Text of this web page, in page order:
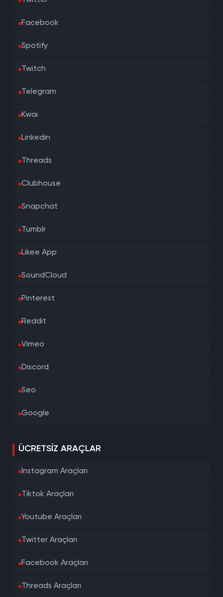
Facebook
Spotify
Twitch
Telegram
Kwai
Linkedin
Threads
Clubhouse
Snapchat
Tumblr
Likee App
SoundCloud
Pinterest
Reddit
Vimeo
Discord
Seo
Google
ÜCRETSIZ ARAÇLAR
İnstagram Araçları
Tiktok Araçları
Youtube Araçları
Twitter Araçları
Facebook Araçları
Threads Araçları